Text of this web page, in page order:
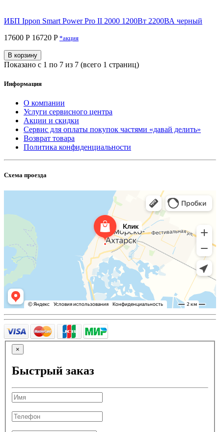
ИБП Ippon Smart Power Pro II 2000 1200Вт 2200ВА черный
17600 Р 16720 P *акция
В корзину
Показано с 1 по 7 из 7 (всего 1 страниц)
Информация
О компании
Услуги сервисного центра
Акции и скидки
Сервис для оплаты покупок частями «давай делить»
Возврат товара
Политика конфиденциальности
Схема проезда
×
Быстрый заказ